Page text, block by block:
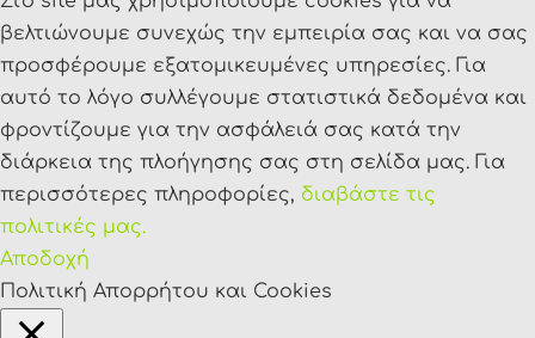
βελτιώνουμε συνεχώς την εμπειρία σας και να σας
προσφέρουμε εξατομικευμένες υπηρεσίες. Για
αυτό το λόγο συλλέγουμε στατιστικά δεδομένα και
φροντίζουμε για την ασφάλειά σας κατά την
διάρκεια της πλοήγησης σας στη σελίδα μας. Για
περισσότερες πληροφορίες, διαβάστε τις
πολιτικές μας.
Αποδοχή
Πολιτική Απορρήτου και Cookies